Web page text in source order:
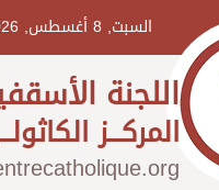
السبت, 8 أغسطس, 2026
اللجنة
المركـــز